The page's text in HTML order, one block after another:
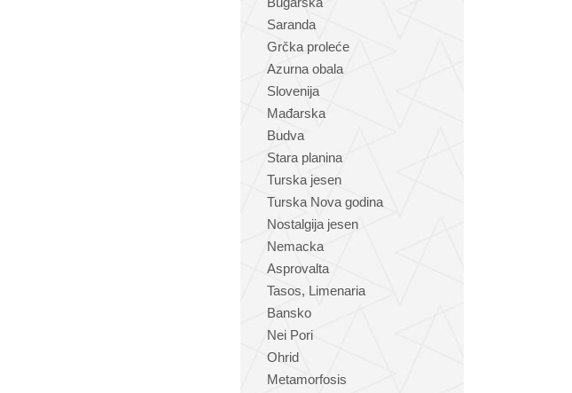
Saranda
Grčka proleće
Azurna obala
Slovenija
Mađarska
Budva
Stara planina
Turska jesen
Turska Nova godina
Nostalgija jesen
Nemacka
Asprovalta
Tasos, Limenaria
Bansko
Nei Pori
Ohrid
Metamorfosis